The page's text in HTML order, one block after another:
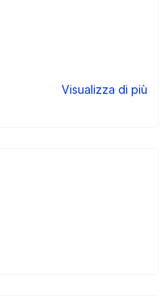
Visualizza di più